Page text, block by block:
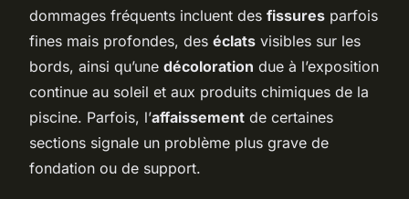
dommages fréquents incluent des fissures parfois
fines mais profondes, des éclats visibles sur les
bords, ainsi qu’une décoloration due à l’exposition
continue au soleil et aux produits chimiques de la
piscine. Parfois, l’affaissement de certaines
sections signale un problème plus grave de
fondation ou de support.